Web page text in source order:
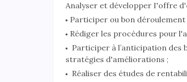
Analyser et développer I'offre
Participer ou bon
Rédiger les procédures pour
Participer à l’anticipation des
stratégies d'améliorations ;
Réaliser des études de